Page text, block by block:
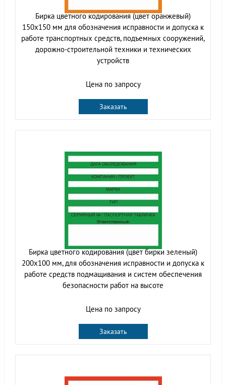
Бирка цветного кодирования (цвет оранжевый)
150х150 мм для обозначения исправности и допуска к
работе транспортных средств, подъемных сооружений,
дорожно-строительной техники и технических
устройств
Цена по запросу
Заказать
Бирка цветного кодирования (цвет бирки зеленый)
200х100 мм, для обозначения исправности и допуска к
работе средств подмащивания и систем обеспечения
безопасности работ на высоте
Цена по запросу
Заказать